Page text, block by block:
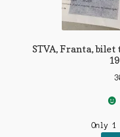
STVA, Franta,
Only